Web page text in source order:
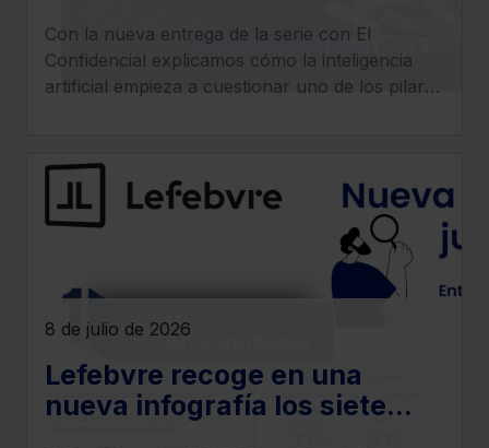
era del ‘superabogado’
Con la nueva entrega de la serie con El
Confidencial explicamos cómo la inteligencia
artificial empieza a cuestionar uno de los pilares
8 de julio de 2026
Lefebvre recoge en una
nueva infografía los siete